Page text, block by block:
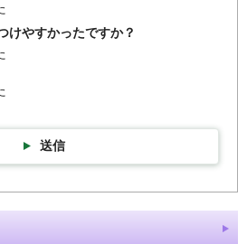
けやすかったですか？
送信